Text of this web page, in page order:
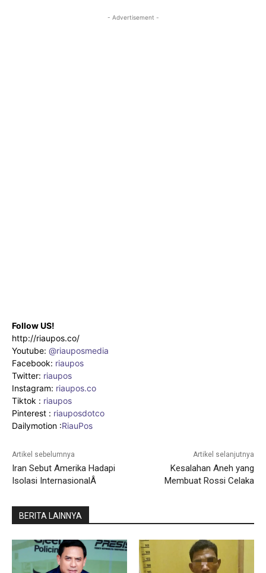
- Advertisement -
Follow US!
http://riaupos.co/
Youtube: @riauposmedia
Facebook: riaupos
Twitter: riaupos
Instagram: riaupos.co
Tiktok : riaupos
Pinterest : riauposdotco
Dailymotion :RiauPos
Artikel sebelumnya
Iran Sebut Amerika Hadapi
Isolasi InternasionalÂ
Artikel selanjutnya
Kesalahan Aneh yang
Membuat Rossi Celaka
BERITA LAINNYA